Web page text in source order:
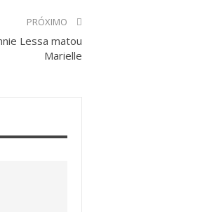
PRÓXIMO
Lessa matou
Marielle